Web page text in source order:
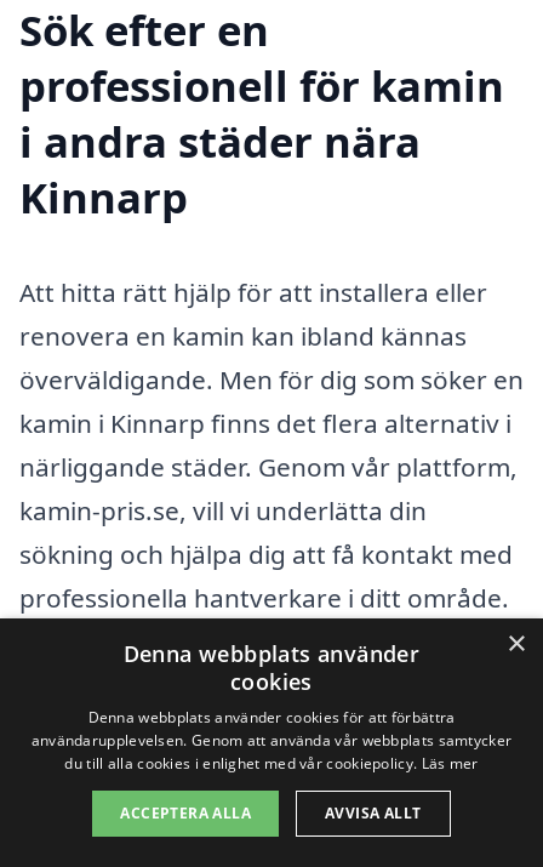
Sök efter en
professionell för kamin
i andra städer nära
Kinnarp
Att hitta rätt hjälp för att installera eller
renovera en kamin kan ibland kännas
överväldigande. Men för dig som söker en
kamin i Kinnarp finns det flera alternativ i
närliggande städer. Genom vår plattform,
kamin-pris.se, vill vi underlätta din
sökning och hjälpa dig att få kontakt med
professionella hantverkare i ditt område.
Nära Kinnarp hittar du många städer där
du kan hitta kompetenta företag som
erbjuder tjänster inom kamininstallation
och -service. Genom att bredda din
×
Denna webbplats använder
cookies
Denna webbplats använder cookies för att förbättra
användarupplevelsen. Genom att använda vår webbplats samtycker
du till alla cookies i enlighet med vår cookiepolicy. Läs mer
ACCEPTERA ALLA AVVISA ALLT